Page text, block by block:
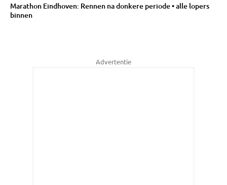
Marathon Eindhoven: Rennen na donkere periode • alle lopers
binnen
Advertentie